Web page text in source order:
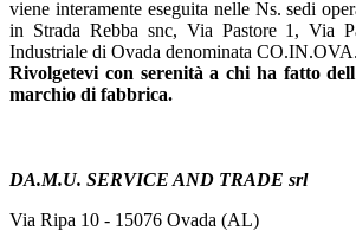
viene interamente eseguita nelle Ns. sedi
in Strada Rebba snc, Via Pastore 1, Via
Industriale di Ovada denominata CO.IN.OVA.
Rivolgetevi con serenità a chi ha fatto
marchio di fabbrica.
DA.M.U. SERVICE AND TRADE srl
Via Ripa 10 - 15076 Ovada (AL)